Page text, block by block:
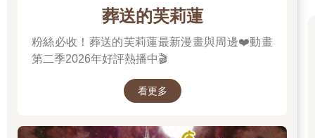
後是第三個人，我不想多說他驚人的偵探技巧有多令我屏息。Ａ
＋＋＋＋，那個人很厲害。』」
「真有幫助。」傑克森說，彷彿覺得那則評論十分出色。
但挖苦這種東西我一聽就知道。「我是不是在你的語氣裡聽見了
傑克森一邊往後靠向椅子，一邊瞪我。「你把我們形容得好像性
工作者，整篇評論基本上都在描述外表，完全沒提到實際的業
「唔，」我忘了。「但我說你很帥。」
葬送的芙莉蓮
粉絲必收！葬送的芙莉蓮最新漫畫與周邊❤️動畫
第二季2026年好評熱播中🎬
看更多